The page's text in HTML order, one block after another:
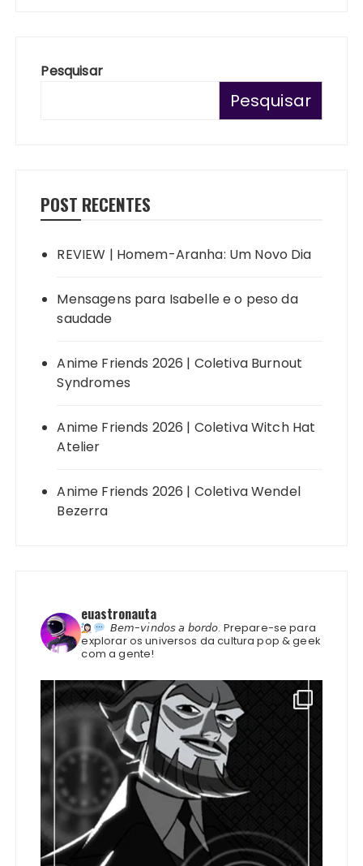
Pesquisar
Pesquisar
POST RECENTES
REVIEW | Homem-Aranha: Um Novo Dia
Mensagens para Isabelle e o peso da
saudade
Anime Friends 2026 | Coletiva Burnout
Syndromes
Anime Friends 2026 | Coletiva Witch Hat
Atelier
Anime Friends 2026 | Coletiva Wendel
Bezerra
euastronauta
𝘉𝘦𝘮-𝘷𝘪𝘯𝘥𝘰𝘴 𝘢 𝘣𝘰𝘳𝘥𝘰. Prepare-se para
explorar os universos da cultura pop & geek
com a gente!